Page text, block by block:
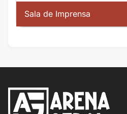
Sala de Imprensa